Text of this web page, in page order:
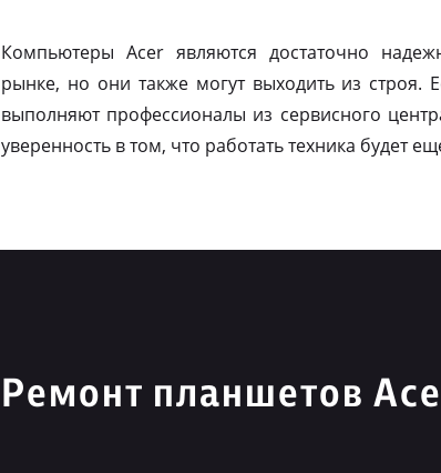
Компьютеры Acer являются достаточно
рынке, но они также могут выходить из строя.
выполняют профессионалы из сервисного
уверенность в том, что работать техника будет
Ремонт планшетов